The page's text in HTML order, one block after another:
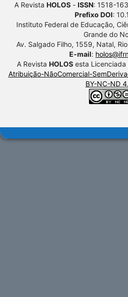
A Revista HOLOS - ISSN: 1518-
Prefixo DOI:
Instituto Federal de Educação,
Grande do
Av. Salgado Filho, 1559, Natal,
E-mail:
A Revista HOLOSesta Licenciada
Atribuição-NãoComercial-
BY-NC-ND